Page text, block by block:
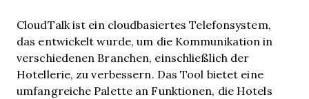
CloudTalk ist ein cloudbasiertes Telefonsystem,
das entwickelt wurde, um die Kommunikation in
verschiedenen Branchen, einschließlich der
Hotellerie, zu verbessern. Das Tool bietet eine
umfangreiche Palette an Funktionen, die Hotels